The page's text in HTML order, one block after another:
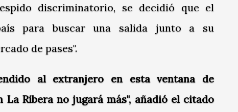
discriminatorio, se decidió que el
para buscar una salida junto a su
de pases".
al extranjero en esta ventana de
La Ribera no jugará más", añadió el citado